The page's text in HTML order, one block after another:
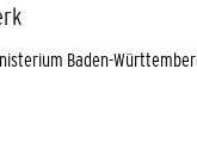
Baden-